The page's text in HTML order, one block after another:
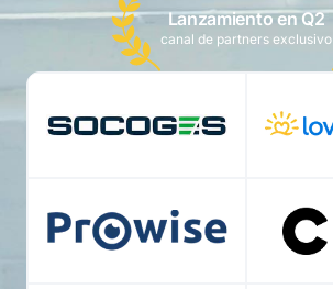
Lanzamiento en Q2
canal de partners exclusivo